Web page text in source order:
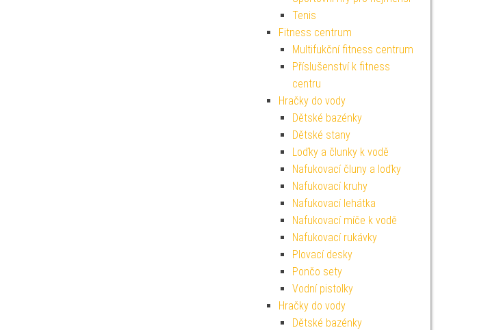
Tenis
Fitness centrum
Multifukční fitness centrum
Příslušenství k fitness
centru
Hračky do vody
Dětské bazénky
Dětské stany
Loďky a člunky k vodě
Nafukovací čluny a loďky
Nafukovací kruhy
Nafukovací lehátka
Nafukovací míče k vodě
Nafukovací rukávky
Plovací desky
Pončo sety
Vodní pistolky
Hračky do vody
Dětské bazénky